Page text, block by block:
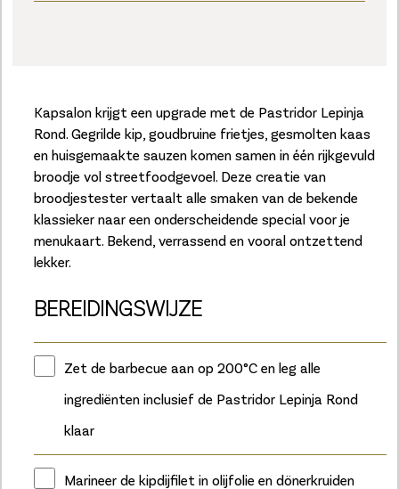
Kapsalon krijgt een upgrade met de Pastridor Lepinja
Rond. Gegrilde kip, goudbruine frietjes, gesmolten kaas
en huisgemaakte sauzen komen samen in één rijkgevuld
broodje vol streetfoodgevoel. Deze creatie van
broodjestester vertaalt alle smaken van de bekende
klassieker naar een onderscheidende special voor je
menukaart. Bekend, verrassend en vooral ontzettend
lekker.
BEREIDINGSWIJZE
Zet de barbecue aan op 200°C en leg alle
ingrediënten inclusief de Pastridor Lepinja Rond
klaar
Marineer de kipdijfilet in olijfolie en dönerkruiden